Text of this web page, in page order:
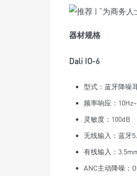
器材规格
Dali IO-6
型式：蓝牙降噪
频率响应：
灵敏度：100dB
无线输入：蓝牙
有线输入：
ANC主动降噪：